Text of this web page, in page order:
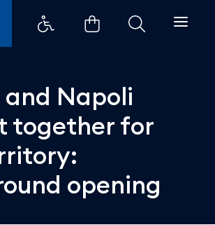
Napoli Basket
and Napoli
together for
opening